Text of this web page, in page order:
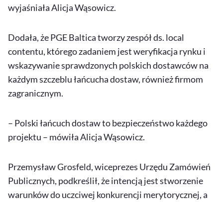
wyjaśniała Alicja Wąsowicz.
Dodała, że PGE Baltica tworzy zespół ds. local
contentu, którego zadaniem jest weryfikacja rynku i
wskazywanie sprawdzonych polskich dostawców na
każdym szczeblu łańcucha dostaw, również firmom
zagranicznym.
– Polski łańcuch dostaw to bezpieczeństwo każdego
projektu – mówiła Alicja Wąsowicz.
Przemysław Grosfeld, wiceprezes Urzędu Zamówień
Publicznych, podkreślił, że intencją jest stworzenie
warunków do uczciwej konkurencji merytorycznej, a